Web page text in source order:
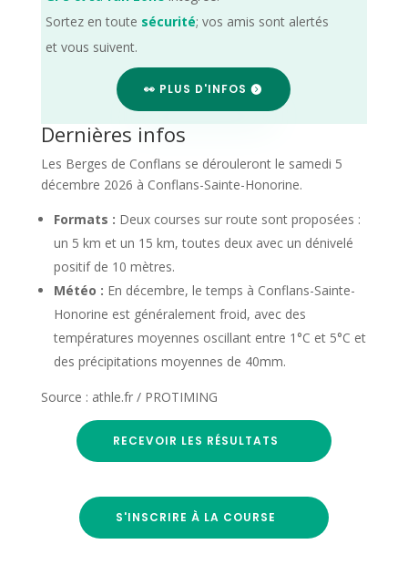
Sortez en toute sécurité; vos amis sont alertés
et vous suivent.
👀 PLUS D'INFOS
Dernières infos
Les Berges de Conflans se dérouleront le samedi 5
décembre 2026 à Conflans-Sainte-Honorine.
Formats : Deux courses sur route sont proposées :
un 5 km et un 15 km, toutes deux avec un dénivelé
positif de 10 mètres.
Météo : En décembre, le temps à Conflans-Sainte-
Honorine est généralement froid, avec des
températures moyennes oscillant entre 1°C et 5°C et
des précipitations moyennes de 40mm.
Source : athle.fr / PROTIMING
RECEVOIR LES RÉSULTATS
S'INSCRIRE À LA COURSE